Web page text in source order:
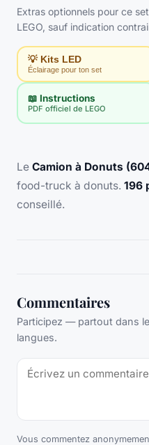
Extras optionnels pour ce
LEGO, sauf indication
💡 Kits LED
Éclairage pour ton set
📖 Instructions
PDF officiel de LEGO
Le Camion à Donuts
food-truck à donuts. 196
conseillé.
Commentaires
Participez — partout dans
langues.
Vous commentez